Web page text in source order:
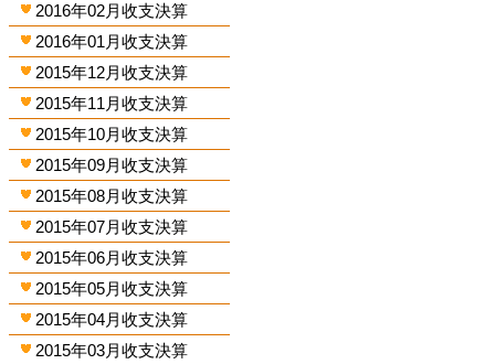
2016年02月收支決算
2016年01月收支決算
2015年12月收支決算
2015年11月收支決算
2015年10月收支決算
2015年09月收支決算
2015年08月收支決算
2015年07月收支決算
2015年06月收支決算
2015年05月收支決算
2015年04月收支決算
2015年03月收支決算